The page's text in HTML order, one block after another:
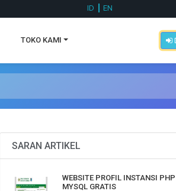
ID EN
TOKO KAMI
SARAN ARTIKEL
WEBSITE PROFIL INSTANSI PHP
MYSQL GRATIS